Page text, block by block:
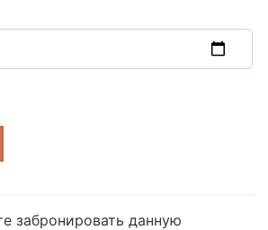
забронировать данную